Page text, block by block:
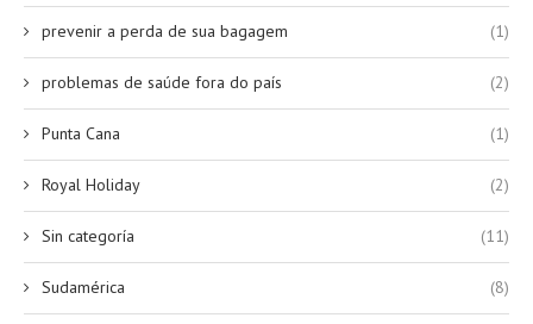
prevenir a perda de sua bagagem (1)
problemas de saúde fora do país (2)
Punta Cana (1)
Royal Holiday (2)
Sin categoría (11)
Sudamérica (8)